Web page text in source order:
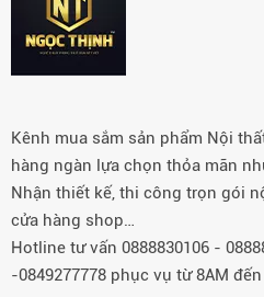
Kênh mua sắm sản phẩm Nội
hàng ngàn lựa chọn thỏa mãn
Nhận thiết kế, thi công trọn gói
cửa hàng shop…
Hotline tư vấn 0888830106 -
-0849277778 phục vụ từ 8AM